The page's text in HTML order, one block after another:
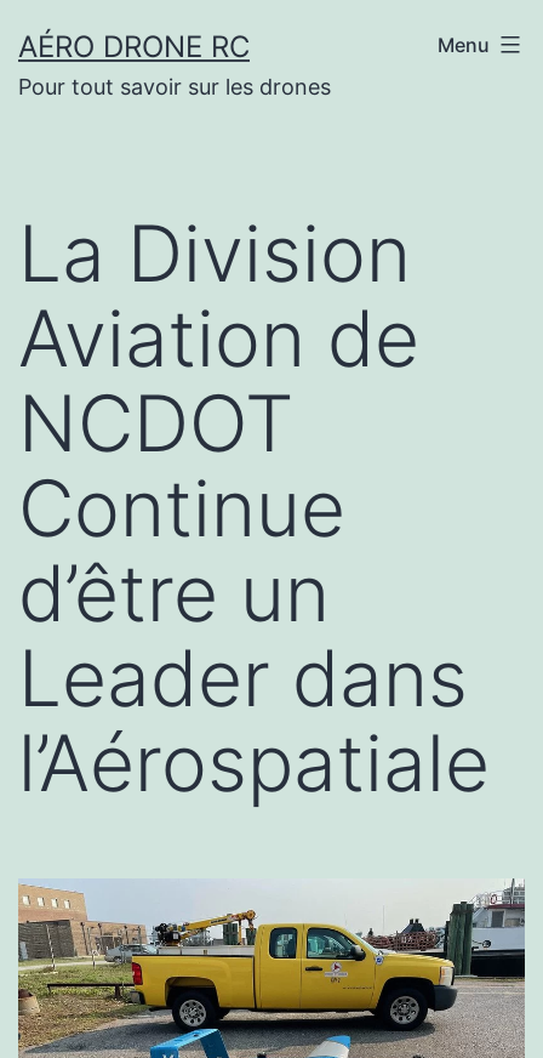
au
contenu
AÉRO DRONE RC
Pour tout savoir sur les drones
Menu
La Division
Aviation de
NCDOT
Continue
d’être un
Leader dans
l’Aérospatiale